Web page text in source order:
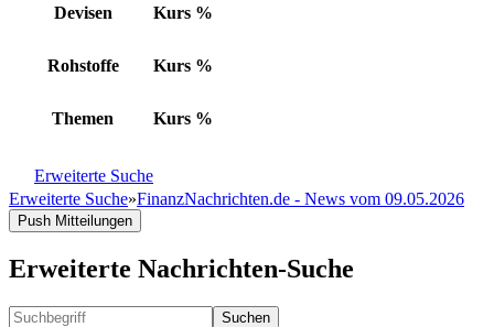
Devisen Kurs %
Rohstoffe Kurs %
Themen Kurs %
Erweiterte Suche
Erweiterte Suche»FinanzNachrichten.de - News vom 09.05.2026
Push Mitteilungen
Erweiterte Nachrichten-Suche
Suchen